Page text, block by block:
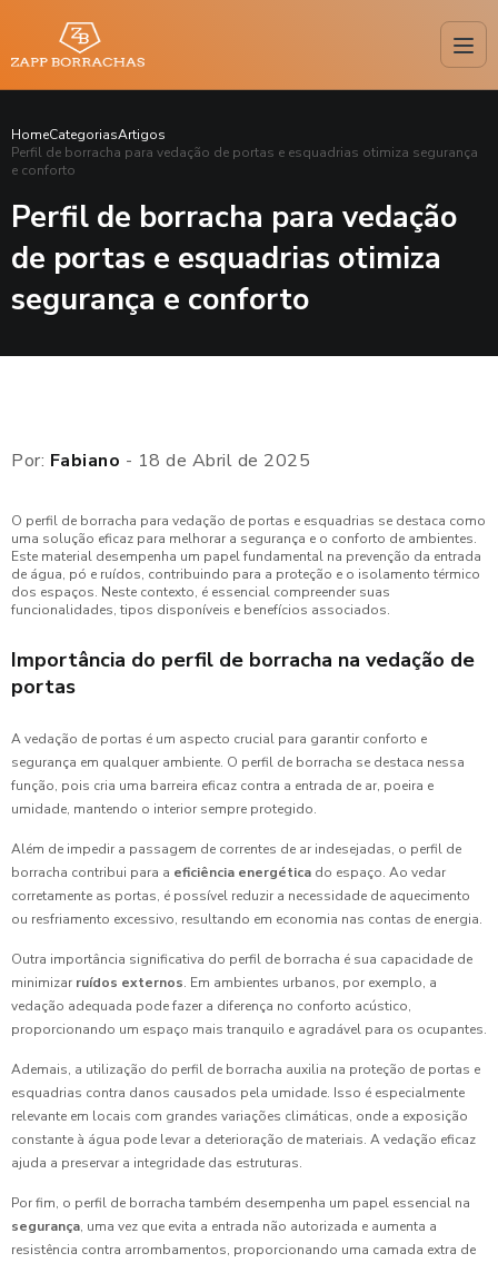
HomeCategoriasArtigos
Perfil de borracha para vedação de portas e esquadrias otimiza segurança
e conforto
Perfil de borracha para vedação
de portas e esquadrias otimiza
segurança e conforto
Por: Fabiano - 18 de Abril de 2025
O perfil de borracha para vedação de portas e esquadrias se destaca como
uma solução eficaz para melhorar a segurança e o conforto de ambientes.
Este material desempenha um papel fundamental na prevenção da entrada
de água, pó e ruídos, contribuindo para a proteção e o isolamento térmico
dos espaços. Neste contexto, é essencial compreender suas
funcionalidades, tipos disponíveis e benefícios associados.
Importância do perfil de borracha na vedação de
portas
A vedação de portas é um aspecto crucial para garantir conforto e
segurança em qualquer ambiente. O perfil de borracha se destaca nessa
função, pois cria uma barreira eficaz contra a entrada de ar, poeira e
umidade, mantendo o interior sempre protegido.
Além de impedir a passagem de correntes de ar indesejadas, o perfil de
borracha contribui para a eficiência energética do espaço. Ao vedar
corretamente as portas, é possível reduzir a necessidade de aquecimento
ou resfriamento excessivo, resultando em economia nas contas de energia.
Outra importância significativa do perfil de borracha é sua capacidade de
minimizar ruídos externos. Em ambientes urbanos, por exemplo, a
vedação adequada pode fazer a diferença no conforto acústico,
proporcionando um espaço mais tranquilo e agradável para os ocupantes.
Ademais, a utilização do perfil de borracha auxilia na proteção de portas e
esquadrias contra danos causados pela umidade. Isso é especialmente
relevante em locais com grandes variações climáticas, onde a exposição
constante à água pode levar a deterioração de materiais. A vedação eficaz
ajuda a preservar a integridade das estruturas.
Por fim, o perfil de borracha também desempenha um papel essencial na
segurança, uma vez que evita a entrada não autorizada e aumenta a
resistência contra arrombamentos, proporcionando uma camada extra de